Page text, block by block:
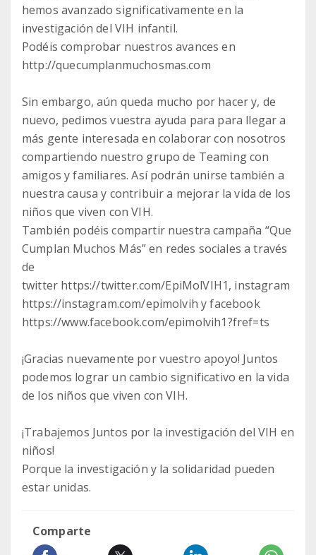
hemos avanzado significativamente en la
investigación del VIH infantil.
Podéis comprobar nuestros avances en
http://quecumplanmuchosmas.com
Sin embargo, aún queda mucho por hacer y, de
nuevo, pedimos vuestra ayuda para para llegar a
más gente interesada en colaborar con nosotros
compartiendo nuestro grupo de Teaming con
amigos y familiares. Así podrán unirse también a
nuestra causa y contribuir a mejorar la vida de los
niños que viven con VIH.
También podéis compartir nuestra campaña “Que
Cumplan Muchos Más” en redes sociales a través
de
twitter https://twitter.com/EpiMolVIH1, instagram
https://instagram.com/epimolvih y facebook
https://www.facebook.com/epimolvih1?fref=ts
¡Gracias nuevamente por vuestro apoyo! Juntos
podemos lograr un cambio significativo en la vida
de los niños que viven con VIH.
¡Trabajemos Juntos por la investigación del VIH en
niños!
Porque la investigación y la solidaridad pueden
estar unidas.
Comparte